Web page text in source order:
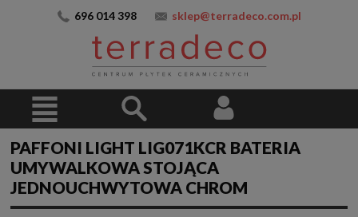
696 014 398 sklep@terradeco.com.pl
PAFFONI LIGHT LIG071KCR BATERIA
UMYWALKOWA STOJĄCA
JEDNOUCHWYTOWA CHROM